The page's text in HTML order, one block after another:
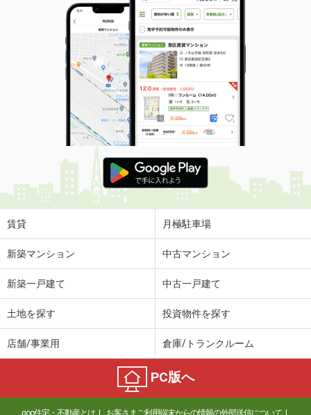
賃貸 月極駐車場
新築マンション 中古マンション
新築一戸建て 中古一戸建て
土地を探す 投資物件を探す
店舗/事業用 倉庫/トランクルーム
PC版へ